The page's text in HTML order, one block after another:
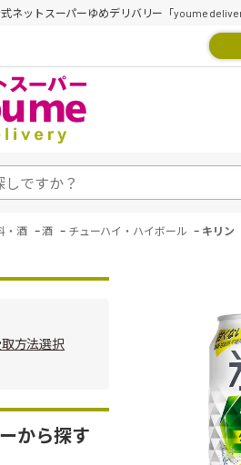
ネットスーパーゆめデリバリー「youme
・酒 -酒 - チューハイ・ハイボール - キリン
方法選択
から探す